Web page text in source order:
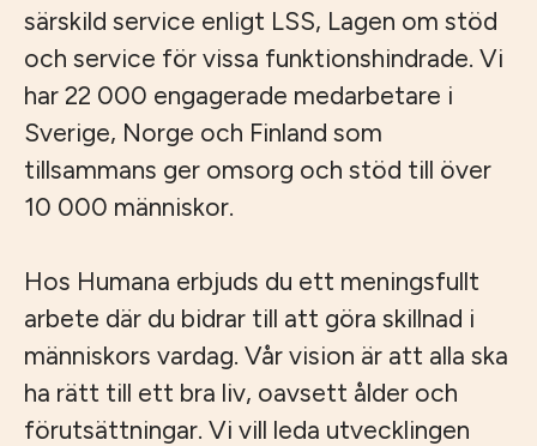
särskild service enligt LSS, Lagen om stöd
och service för vissa funktionshindrade. Vi
har 22 000 engagerade medarbetare i
Sverige, Norge och Finland som
tillsammans ger omsorg och stöd till över
10 000 människor.
Hos Humana erbjuds du ett meningsfullt
arbete där du bidrar till att göra skillnad i
människors vardag. Vår vision är att alla ska
ha rätt till ett bra liv, oavsett ålder och
förutsättningar. Vi vill leda utvecklingen